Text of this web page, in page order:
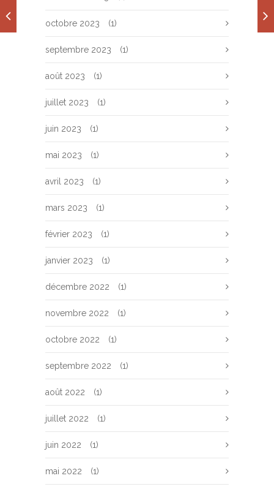
octobre 2023 (1)
septembre 2023 (1)
août 2023 (1)
juillet 2023 (1)
juin 2023 (1)
mai 2023 (1)
avril 2023 (1)
mars 2023 (1)
février 2023 (1)
janvier 2023 (1)
décembre 2022 (1)
novembre 2022 (1)
octobre 2022 (1)
septembre 2022 (1)
août 2022 (1)
juillet 2022 (1)
juin 2022 (1)
mai 2022 (1)